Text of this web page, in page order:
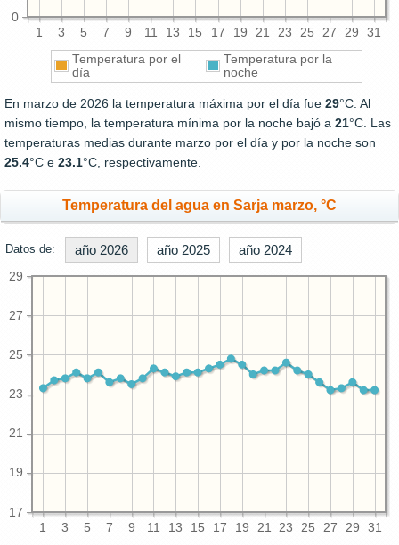
1 3 5 7 9 11 13 15 17 19 21 23 25 27 29 31
0
Temperatura por el
día
Temperatura por la
noche
En marzo de 2026 la temperatura máxima por el día fue 29°C. Al
mismo tiempo, la temperatura mínima por la noche bajó a 21°C. Las
temperaturas medias durante marzo por el día y por la noche son
25.4°C e 23.1°C, respectivamente.
Temperatura del agua en Sarja marzo, °C
Datos de: año 2026 año 2025 año 2024
1 3 5 7 9 11 13 15 17 19 21 23 25 27 29 31
17
19
21
23
25
27
29